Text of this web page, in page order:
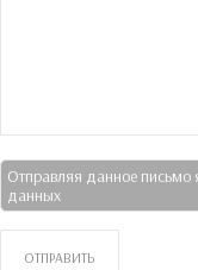
Отправляя данное письмо
данных